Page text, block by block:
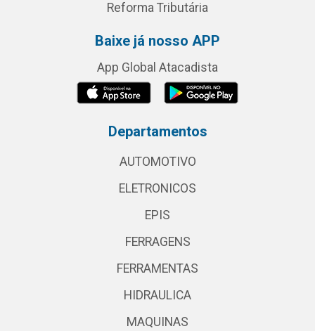
Reforma Tributária
Baixe já nosso APP
App Global Atacadista
Departamentos
AUTOMOTIVO
ELETRONICOS
EPIS
FERRAGENS
FERRAMENTAS
HIDRAULICA
MAQUINAS